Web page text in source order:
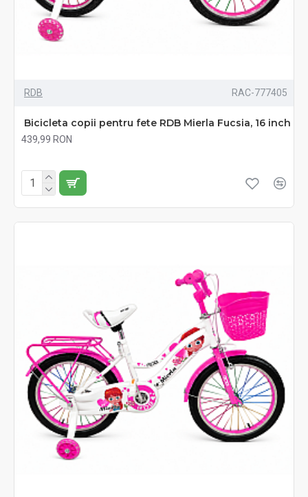
RDB RAC-777405
Bicicleta copii pentru fete RDB Mierla Fucsia, 16 inch
439,99 RON